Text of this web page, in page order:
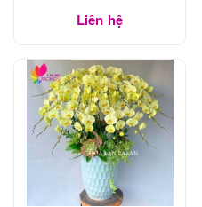
Liên hệ